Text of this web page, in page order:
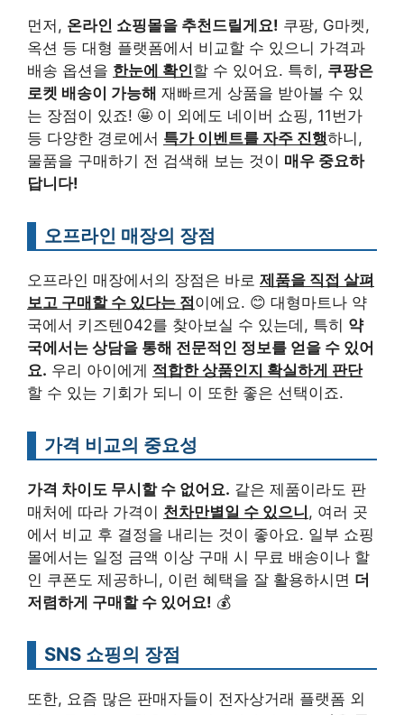
먼저, 온라인 쇼핑몰을 추천드릴게요! 쿠팡, G마켓,
옥션 등 대형 플랫폼에서 비교할 수 있으니 가격과
배송 옵션을 한눈에 확인할 수 있어요. 특히, 쿠팡은
로켓 배송이 가능해 재빠르게 상품을 받아볼 수 있
는 장점이 있죠! 🤩 이 외에도 네이버 쇼핑, 11번가
등 다양한 경로에서 특가 이벤트를 자주 진행하니,
물품을 구매하기 전 검색해 보는 것이 매우 중요하
답니다!
오프라인 매장의 장점
오프라인 매장에서의 장점은 바로 제품을 직접 살펴
보고 구매할 수 있다는 점 이에요. 😊 대형마트나 약
국에서 키즈텐042를 찾아보실 수 있는데, 특히 약
국에서는 상담을 통해 전문적인 정보를 얻을 수 있어
요. 우리 아이에게 적합한 상품인지 확실하게 판단
할 수 있는 기회가 되니 이 또한 좋은 선택이죠.
가격 비교의 중요성
가격 차이도 무시할 수 없어요. 같은 제품이라도 판
매처에 따라 가격이 천차만별일 수 있으니 , 여러 곳
에서 비교 후 결정을 내리는 것이 좋아요. 일부 쇼핑
몰에서는 일정 금액 이상 구매 시 무료 배송이나 할
인 쿠폰도 제공하니, 이런 혜택을 잘 활용하시면 더
저렴하게 구매할 수 있어요! 💰
SNS 쇼핑의 장점
또한, 요즘 많은 판매자들이 전자상거래 플랫폼 외